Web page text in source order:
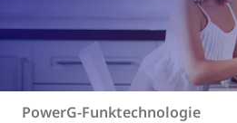
PowerG-Funktechnologie